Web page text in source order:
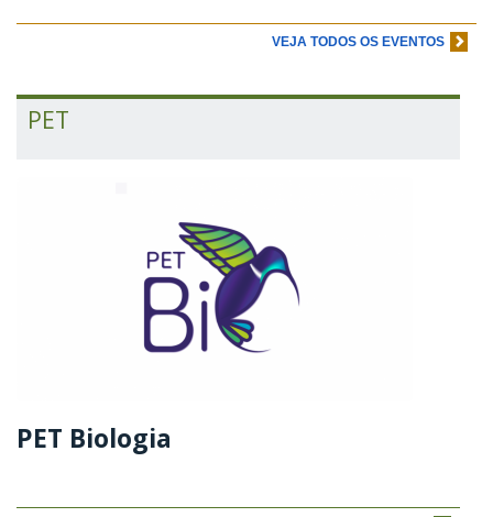
VEJA TODOS OS EVENTOS
PET
PET Biologia